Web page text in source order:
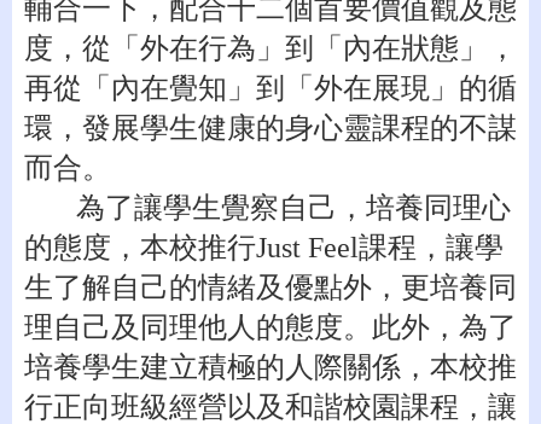
輔合一下，配合十二個首要價值觀及態
度，從「外在行為」到「內在狀態」，
再從「內在覺知」到「外在展現」的循
環，發展學生健康的身心靈課程的不謀
而合。
為了讓學生覺察自己，培養同理心
的態度，本校推行Just Feel課程，讓學
生了解自己的情緒及優點外，更培養同
理自己及同理他人的態度。此外，為了
培養學生建立積極的人際關係，本校推
行正向班級經營以及和諧校園課程，讓